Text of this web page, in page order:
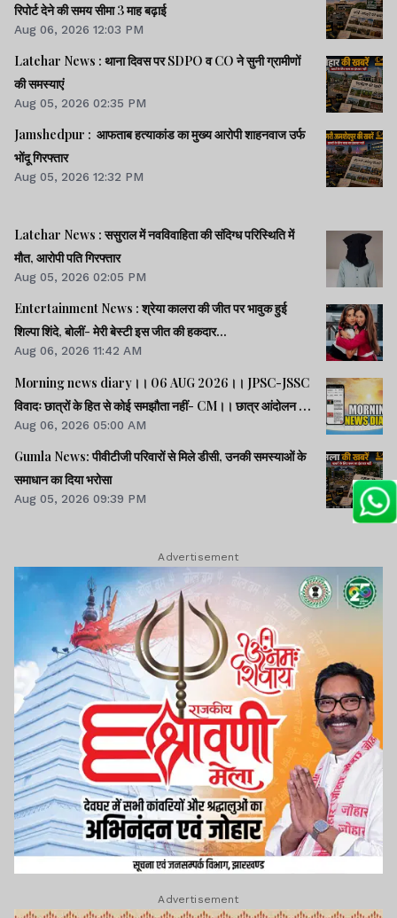
रिपोर्ट देने की समय सीमा 3 माह बढ़ाई
Aug 06, 2026 12:03 PM
Latehar News : थाना दिवस पर SDPO व CO ने सुनी ग्रामीणों
की समस्‍याएं
Aug 05, 2026 02:35 PM
Jamshedpur : आफताब हत्याकांड का मुख्य आरोपी शाहनवाज उर्फ
भोंदू गिरफ्तार
Aug 05, 2026 12:32 PM
Latehar News : ससुराल में नवविवाहिता की संदिग्ध परिस्थिति में
मौत, आरोपी पति गिरफ्तार
Aug 05, 2026 02:05 PM
Entertainment News : श्रेया कालरा की जीत पर भावुक हुई
शिल्पा शिंदे, बोलीं- मेरी बेस्टी इस जीत की हकदार...
Aug 06, 2026 11:42 AM
Morning news diary।। 06 AUG 2026।। JPSC-JSSC
विवादः छात्रों के हित से कोई समझौता नहीं- CM।। छात्र आंदोलन के
समर्थन में झारखंड आएंगे अभिजीत दीपके।। जब तक अमित शाह सदन
में जवाब नहीं देते, चर्चा नहीं होगीः राहुल।। समेत कई खबरें व वीडियो.
Aug 06, 2026 05:00 AM
Gumla News: पीवीटीजी परिवारों से मिले डीसी, उनकी समस्याओं के
समाधान का दिया भरोसा
Aug 05, 2026 09:39 PM
Advertisement
Advertisement